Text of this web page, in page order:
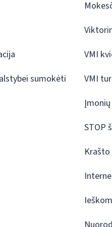
sumokėti
VMI
VMI
STOP